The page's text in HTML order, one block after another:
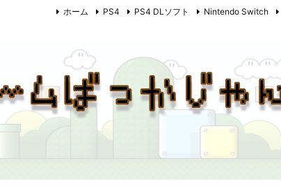
ホーム PS4 PS4 DLソフト Nintendo Switch